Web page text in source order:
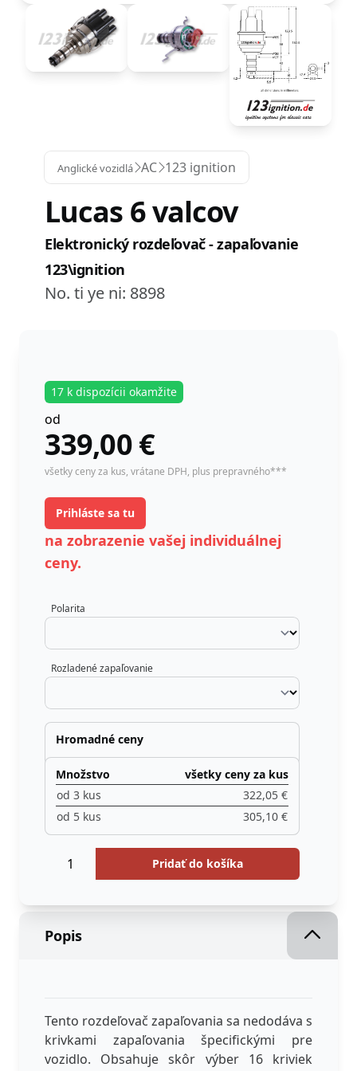
Anglické vozidlá AC 123 ignition
Lucas 6 valcov
Elektronický rozdeľovač - zapaľovanie
123\ignition
No. ti ye ni: 8898
17 k dispozícii okamžite
od
339,00
instock
€
všetky ceny za kus, vrátane DPH, plus prepravného***
Prihláste sa tu
na zobrazenie vašej individuálnej
ceny.
Polarita
Rozladené zapaľovanie
Hromadné ceny
Množstvo
všetky ceny za kus
od 3 kus
322,05 €
od 5 kus
305,10 €
Množstvo
Pridať do košíka
Popis
Tento rozdeľovač zapaľovania sa nedodáva s
krivkami zapaľovania špecifickými pre
vozidlo. Obsahuje skôr výber 16 kriviek